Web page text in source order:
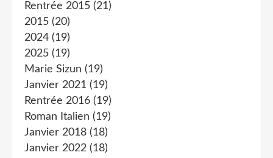
Rentrée 2015 (21)
2015 (20)
2024 (19)
2025 (19)
Marie Sizun (19)
Janvier 2021 (19)
Rentrée 2016 (19)
Roman Italien (19)
Janvier 2018 (18)
Janvier 2022 (18)